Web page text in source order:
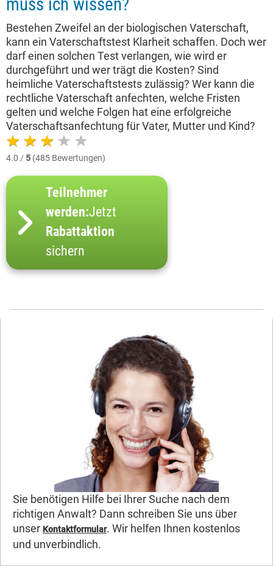
muss ich wissen?
Bestehen Zweifel an der biologischen Vaterschaft,
kann ein Vaterschaftstest Klarheit schaffen. Doch wer
darf einen solchen Test verlangen, wie wird er
durchgeführt und wer trägt die Kosten? Sind
heimliche Vaterschaftstests zulässig? Wer kann die
rechtliche Vaterschaft anfechten, welche Fristen
gelten und welche Folgen hat eine erfolgreiche
Vaterschaftsanfechtung für Vater, Mutter und Kind?
4.0 / 5 (485 Bewertungen)
Teilnehmer
werden:Jetzt
Rabattaktion
sichern
Sie benötigen Hilfe bei Ihrer Suche nach dem
richtigen Anwalt? Dann schreiben Sie uns über
unser Kontaktformular. Wir helfen Ihnen kostenlos
und unverbindlich.